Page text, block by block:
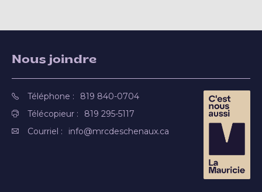
Nous joindre
Téléphone :
819 840-0704
Télécopieur :
819 295-5117
Courriel :
info@mrcdeschenaux.ca